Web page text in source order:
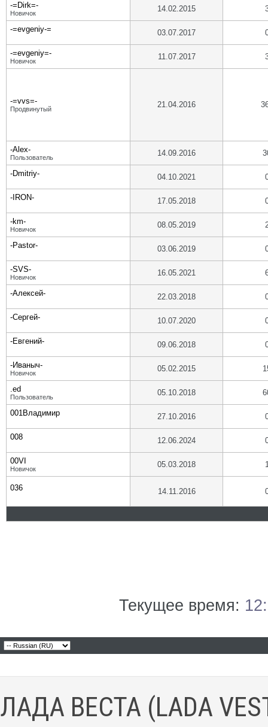
-=Dirk=-
Новичок 14.02.2015
-=evgeniy-= 03.07.2017
-=evgeniy=-
Новичок 11.07.2017
-=vvs=-
Продвинутый 21.04.2016
-Alex-
Пользователь 14.09.2016
-Dmitriy- 04.10.2021
-IRON- 17.05.2018
-km-
Новичок 08.05.2019
-Pastor- 03.06.2019
-SVS-
Новичок 16.05.2021
-Алексей- 22.03.2018
-Сергей- 10.07.2020
-Евгений- 09.06.2018
-Иваныч-
Новичок 05.02.2015
.ed
Пользователь 05.10.2018
001Владимир 27.10.2016
008 12.06.2024
00VI
Новичок 05.03.2018
036 14.11.2016
Текущее время:
ЛАДА ВЕСТА (LADA